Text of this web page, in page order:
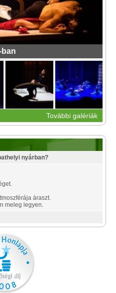
ban
További galériák
nyárban?
áraszt.
meleg legyen.